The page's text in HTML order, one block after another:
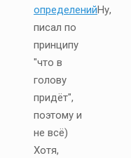
определенийНу,
писал по
принципу
"что в
голову
придёт",
поэтому и
не всё)
Хотя,